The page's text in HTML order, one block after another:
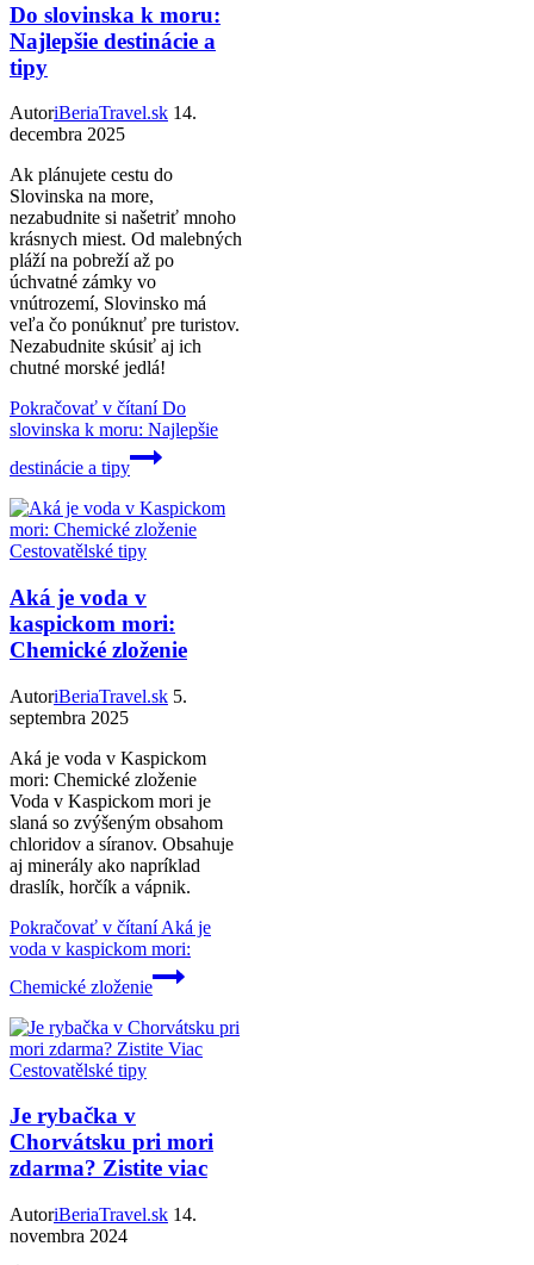
Do slovinska k moru:
Najlepšie destinácie a
tipy
AutoriBeriaTravel.sk 14.
decembra 2025
Ak plánujete cestu do
Slovinska na more,
nezabudnite si našetriť mnoho
krásnych miest. Od malebných
pláží na pobreží až po
úchvatné zámky vo
vnútrozemí, Slovinsko má
veľa čo ponúknuť pre turistov.
Nezabudnite skúsiť aj ich
chutné morské jedlá!
Pokračovať v čítaníDo
slovinska k moru: Najlepšie
destinácie a tipy
Cestovatělské tipy
Aká je voda v
kaspickom mori:
Chemické zloženie
AutoriBeriaTravel.sk 5.
septembra 2025
Aká je voda v Kaspickom
mori: Chemické zloženie
Voda v Kaspickom mori je
slaná so zvýšeným obsahom
chloridov a síranov. Obsahuje
aj minerály ako napríklad
draslík, horčík a vápnik.
Pokračovať v čítaníAká je
voda v kaspickom mori:
Chemické zloženie
Cestovatělské tipy
Je rybačka v
Chorvátsku pri mori
zdarma? Zistite viac
AutoriBeriaTravel.sk 14.
novembra 2024